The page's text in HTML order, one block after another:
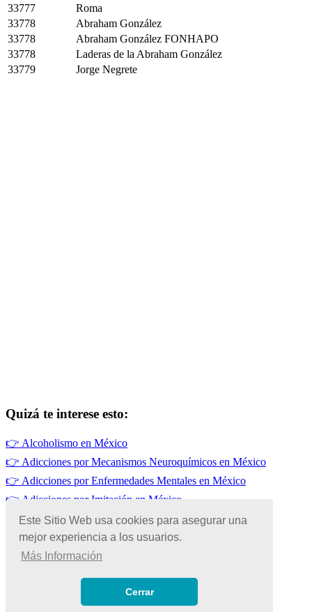
Este Sitio Web usa cookies para asegurar una
mejor experiencia a los usuarios.
Más Información
Cerrar
33777
Roma
33778
Abraham González
33778
Abraham González FONHAPO
33778
Laderas de la Abraham González
33779
Jorge Negrete
Quizá te interese esto:
👉 Alcoholismo en México
👉 Adicciones por Mecanismos Neuroquímicos en México
👉 Adicciones por Enfermedades Mentales en México
👉 Adicciones por Imitación en México
👉Adicciones por Baja Autoestima
👉Adicciones por Falta de Sueño
© Copyright 2026 | Todos los Derechos Reservados